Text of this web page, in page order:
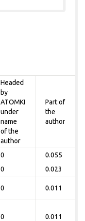
Headed
by
ATOMKI
under
name
of the
author
Part of
the
author
0 0.055
0 0.023
0 0.011
0 0.011